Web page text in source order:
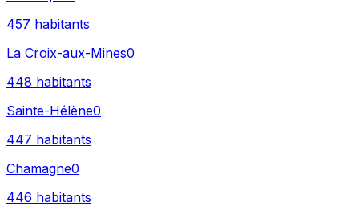
457 habitants
La Croix-aux-Mines0
448 habitants
Sainte-Hélène0
447 habitants
Chamagne0
446 habitants